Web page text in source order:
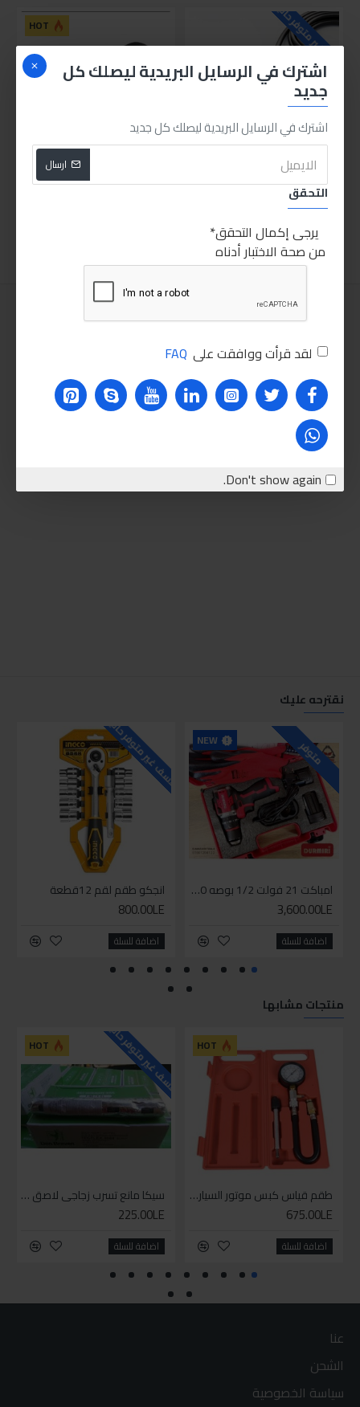
اشترك في الرسايل البريدية ليصلك كل
جديد
اشترك في الرسايل البريدية ليصلك كل جديد
ارسال
التحقق
يرجى إكمال التحقق
من صحة الاختبار أدناه
لقد قرأت ووافقت على FAQ
Don't show again.
للاسف غير متوفر حاليا
وصلة سلك كهرباء لوك 10م
130.00LE
اضافة للسلة
HOT
لقمة حساس جكمان 22ملي
نقترحه عليك
NEW متوفر
امباكت 21 فولت 1/2 بوصه 550 نيوتن من دورميري
3,600.00LE
اضافة للسلة
للاسف غير متوفر حاليا
انجكو طقم لقم 12قطعة
800.00LE
اضافة للسلة
منتجات مشابها
HOT
طقم قياس كبس موتور السياره 3 ق
675.00LE
اضافة للسلة
HOT للاسف غير متوفر حاليا
سيكا مانع تسرب زجاجي لاصق اسود 600 مل
225.00LE
اضافة للسلة
عنا
الشحن
سياسة الخصوصية